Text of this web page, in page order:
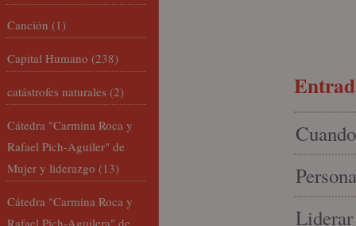
Canción (1)
Capital Humano (238)
catástrofes naturales (2)
Cátedra "Carmina Roca y
Rafael Pich-Aguiler" de
Mujer y liderazgo (13)
Cátedra "Carmina Roca y
Rafael Pich-Aguilera" de